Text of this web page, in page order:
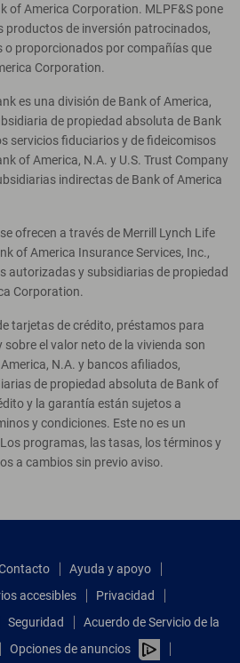
of America Corporation. MLPF&S pone
productos de inversión patrocinados,
proporcionados por compañías que
Corporation.
es una división de Bank of America,
de propiedad absoluta de Bank
servicios fiduciarios y de fideicomisos
of America, N.A. y U.S. Trust Company
indirectas de Bank of America
ofrecen a través de Merrill Lynch Life
of America Insurance Services, Inc.,
autorizadas y subsidiarias de propiedad
Corporation.
tarjetas de crédito, préstamos para
el valor neto de la vivienda son
N.A. y bancos afiliados,
de propiedad absoluta de Bank of
y la garantía están sujetos a
y condiciones. Este no es un
programas, las tasas, los términos y
a cambios sin previo aviso.
Ayuda y apoyo
accesibles
Privacidad
Seguridad
Acuerdo de Servicio de la
Opciones de anuncios